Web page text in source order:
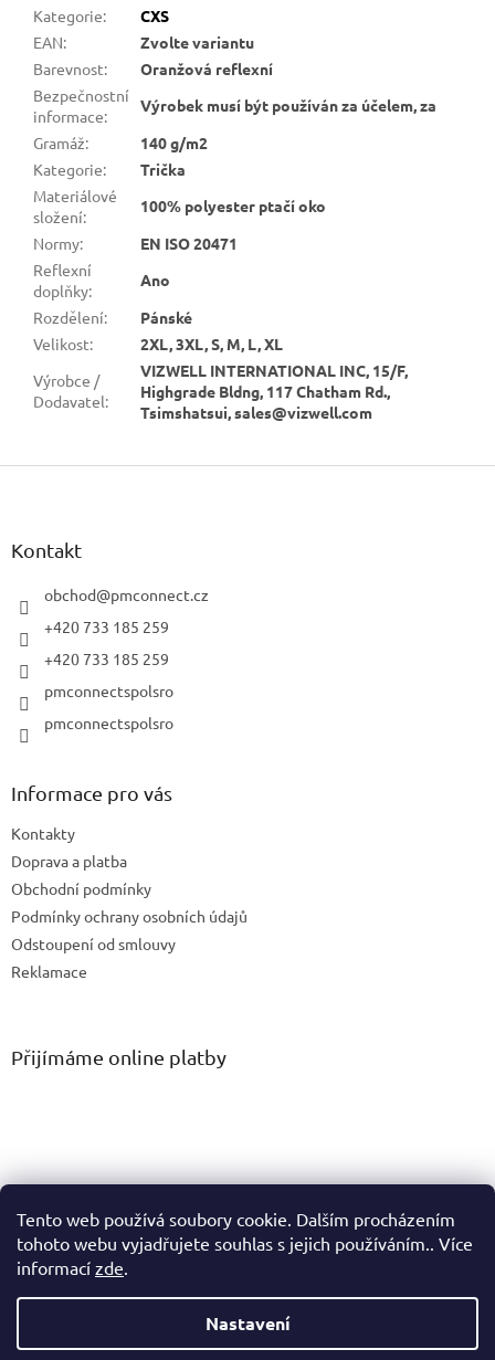
Tento web používá soubory cookie. Dalším procházením
tohoto webu vyjadřujete souhlas s jejich používáním.. Více
informací zde.
Nastavení
Kategorie:
CXS
EAN:
Zvolte variantu
Barevnost:
Oranžová reflexní
Bezpečnostní
informace:
Výrobek musí být používán za účelem, za
Gramáž:
140 g/m2
Kategorie:
Trička
Materiálové
složení:
100% polyester ptačí oko
Normy:
EN ISO 20471
Reflexní
doplňky:
Ano
Rozdělení:
Pánské
Velikost:
2XL, 3XL, S, M, L, XL
Výrobce /
Dodavatel:
VIZWELL INTERNATIONAL INC, 15/F,
Highgrade Bldng, 117 Chatham Rd.,
Tsimshatsui, sales@vizwell.com
Z
Kontakt
obchod@pmconnect.cz
+420 733 185 259
+420 733 185 259
pmconnectspolsro
pmconnectspolsro
Informace pro vás
Kontakty
Doprava a platba
Obchodní podmínky
Podmínky ochrany osobních údajů
Odstoupení od smlouvy
Reklamace
Přijímáme online platby